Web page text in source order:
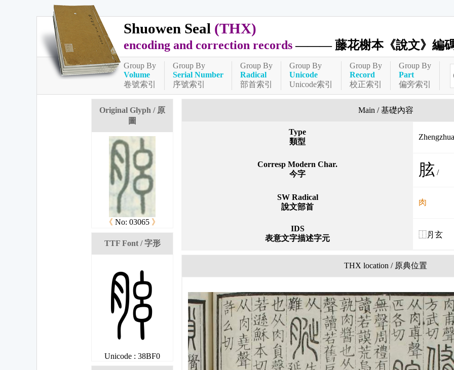
Shuowen Seal (THX)
encoding and correction records ——— 藤花榭本《說文》編
Group By
Volume
卷號索引
Group By
Serial Number
序號索引
Group By
Radical
部首索引
Group By
Unicode
Unicode索引
Group By
Record
校正索引
Group By
Part
偏旁索引
Original Glyph / 原
圖
《 No: 03065 》
TTF Font / 字形
姰
Unicode : 38BF0
Main / 基礎內容
Type
類型
Corresp Modern Char.
今字
胘 /
SW Radical
說文部首
肉
IDS
表意文字描述字元
⿰⺼玄
THX location / 原典位置